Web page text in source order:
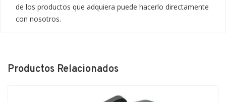
de los productos que adquiera puede hacerlo directamente
con nosotros.
Productos Relacionados